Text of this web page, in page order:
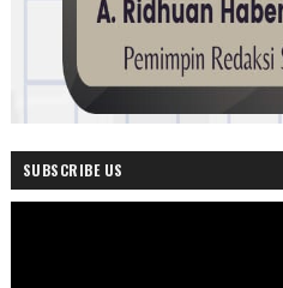
SUBSCRIBE US